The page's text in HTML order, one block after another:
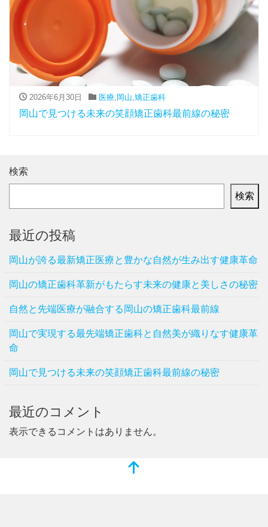
2026年6月30日 医療, 岡山,矯正歯科
岡山で見つける未来の笑顔矯正歯科最前線の秘密
検索
検索
最近の投稿
岡山が誇る最新矯正医療と豊かな自然が生み出す健康革命
岡山の矯正歯科革新がもたらす未来の健康と美しさの秘密
自然と先端医療が融合する岡山の矯正歯科最前線
岡山で実現する最先端矯正歯科と自然美が織りなす健康革
命
岡山で見つける未来の笑顔矯正歯科最前線の秘密
最近のコメント
表示できるコメントはありません。